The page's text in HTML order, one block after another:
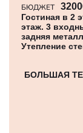
БЮДЖЕТ
Гостиная в 2
этаж. 3
задняя
Утепление
БОЛЬШАЯ